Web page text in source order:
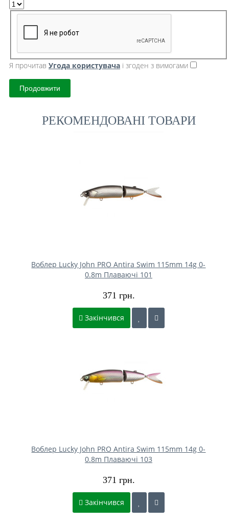
Я прочитав Угода користувача і згоден з вимогами
Продовжити
РЕКОМЕНДОВАНІ ТОВАРИ
Воблер Lucky John PRO Antira Swim 115mm 14g 0-
0.8m Плаваючі 101
371 грн.
Закінчився
Воблер Lucky John PRO Antira Swim 115mm 14g 0-
0.8m Плаваючі 103
371 грн.
Закінчився